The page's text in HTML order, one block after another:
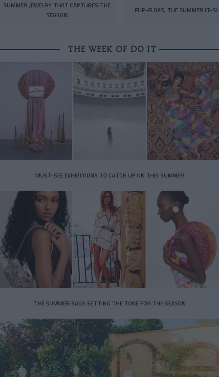
SUMMER JEWELRY THAT CAPTURES THE
SEASON
FLIP-FLOPS, THE SUMMER IT-
THE WEEK OF DO IT
MUST-SEE EXHIBITIONS TO CATCH UP ON THIS SUMMER
THE SUMMER BAGS SETTING THE TONE FOR THE SEASON